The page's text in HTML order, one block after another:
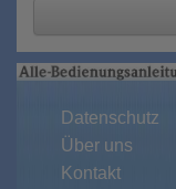
Datenschutz
Über uns
Kontakt